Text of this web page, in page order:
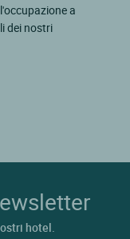
a
dei nostri
hotel.